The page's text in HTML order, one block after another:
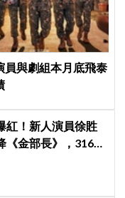
員與劇組本月底飛泰
紅！新人演員徐貹
《金部長》，316萬